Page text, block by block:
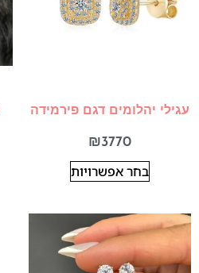
עגילי יהלומים דגם פירמידה
₪3770
בחר אפשרויות